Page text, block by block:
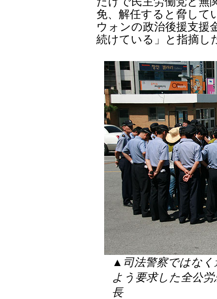
免、解任すると脅して
ウォンの政治後援支援
続けている」と指摘し
▲司法警察ではなく
よう要求した全公
長